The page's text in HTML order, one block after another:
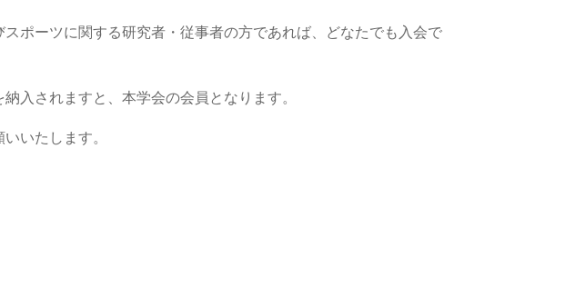
ポーツに関する研究者・従事者の方であれば、どなたでも入会で
入されますと、本学会の会員となります。
いたします。